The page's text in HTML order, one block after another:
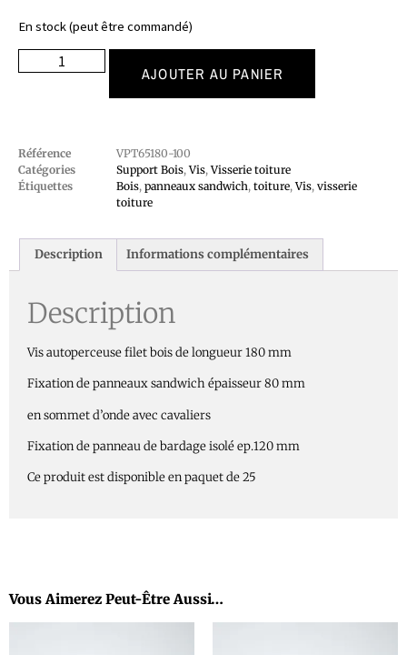
En stock (peut être commandé)
AJOUTER AU PANIER
Référence
VPT65180-100
Catégories
Support Bois,Vis,Visserie toiture
Étiquettes
Bois, panneaux sandwich, toiture,Vis, visserie
toiture
Description Informations complémentaires
Description
Vis autoperceuse filet bois de longueur 180 mm
Fixation de panneaux sandwich épaisseur 80 mm
en sommet d’onde avec cavaliers
Fixation de panneau de bardage isolé ep.120 mm
Ce produit est disponible en paquet de 25
Vous Aimerez Peut-Être Aussi…